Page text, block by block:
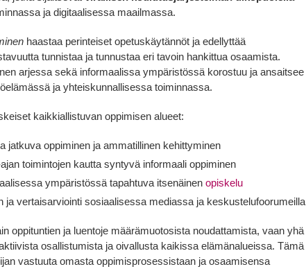
ja digitaalisessa maailmassa.
haastaa perinteiset opetuskäytännöt ja edellyttää
tunnistaa ja tunnustaa eri tavoin hankittua osaamista.
arjessa sekä informaalissa ympäristössä korostuu ja ansaitsee
ja yhteiskunnallisessa toiminnassa.
kaikkiallistuvan oppimisen alueet:
jatkuva oppiminen ja ammatillinen kehittyminen
toimintojen kautta syntyvä informaali oppiminen
ympäristössä tapahtuva itsenäinen opiskelu
ja vertaisarviointi sosiaalisessa mediassa ja keskustelufoorumeilla
oppituntien ja luentoje määrämuotosista noudattamista, vaan yhä
osallistumista ja oivallusta kaikissa elämänalueissa. Tämä
vastuuta omasta oppimisprosessistaan ja osaamisensa